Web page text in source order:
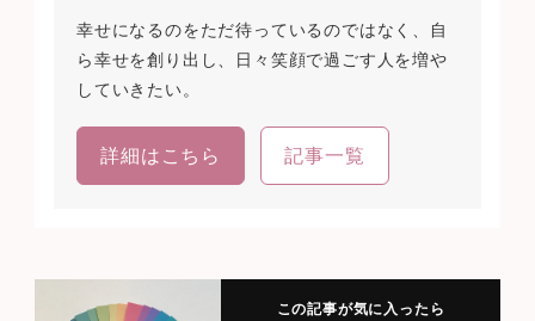
幸せになるのをただ待っているのではなく、自
ら幸せを創り出し、日々笑顔で過ごす人を増や
していきたい。
詳細はこちら 記事一覧
この記事が気に入ったら